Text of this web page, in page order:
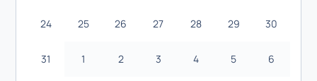
24 25 26 27 28 29 30
31 1 2 3 4 5 6